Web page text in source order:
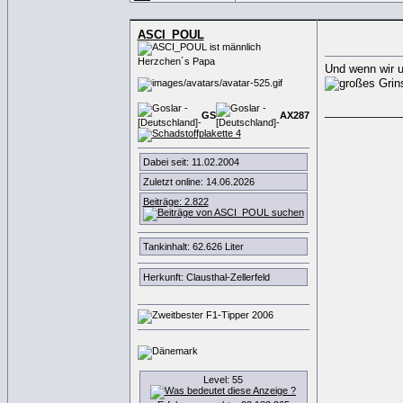
ASCI_POUL
Herzchen´s Papa
GS AX287
Dabei seit: 11.02.2004
Zuletzt online: 14.06.2026
Beiträge: 2.822
Tankinhalt: 62.626 Liter
Herkunft: Clausthal-Zellerfeld
Level: 55
Und wenn wir